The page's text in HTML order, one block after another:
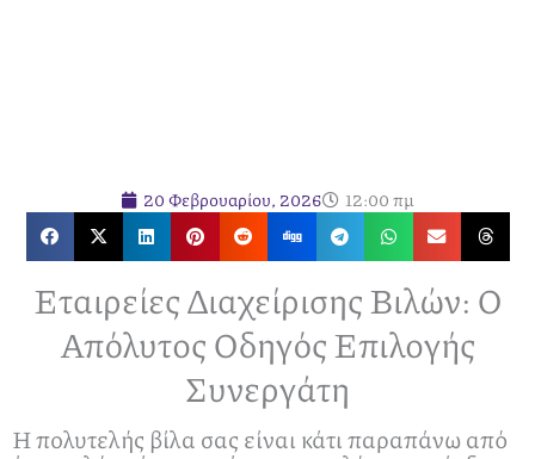
20 Φεβρουαρίου, 2026 12:00 πμ
Εταιρείες Διαχείρισης Βιλών: Ο
Απόλυτος Οδηγός Επιλογής
Συνεργάτη
Η πολυτελής βίλα σας είναι κάτι παραπάνω από